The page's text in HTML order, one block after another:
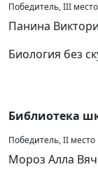
Победитель, III место
Панина
Биология без
Библиотека
Победитель, II место
Мороз Алла